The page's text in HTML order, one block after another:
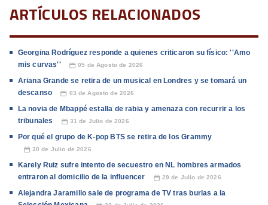
ARTÍCULOS RELACIONADOS
Georgina Rodríguez responde a quienes criticaron su físico: ''Amo
mis curvas''
📅 05 de Agosto de 2026
Ariana Grande se retira de un musical en Londres y se tomará un
descanso
📅 03 de Agosto de 2026
La novia de Mbappé estalla de rabia y amenaza con recurrir a los
tribunales
📅 31 de Julio de 2026
Por qué el grupo de K-pop BTS se retira de los Grammy
📅 30 de Julio de 2026
Karely Ruiz sufre intento de secuestro en NL hombres armados
entraron al domicilio de la influencer
📅 29 de Julio de 2026
Alejandra Jaramillo sale de programa de TV tras burlas a la